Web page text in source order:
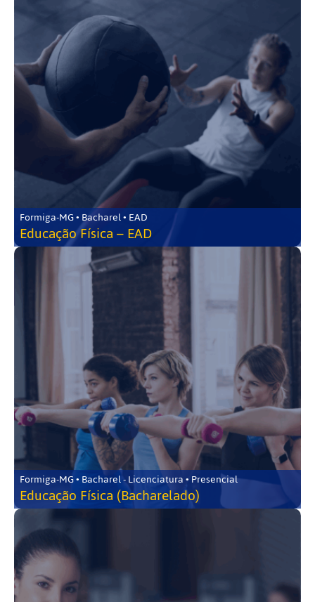
Formiga-MG • Bacharel • EAD
Educação Física – EAD
Formiga-MG • Bacharel - Licenciatura • Presencial
Educação Física (Bacharelado)